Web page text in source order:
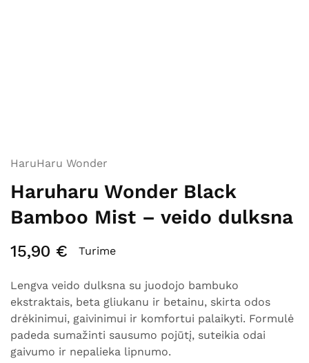
HaruHaru Wonder
Haruharu Wonder Black
Bamboo Mist – veido dulksna
15,90 € Turime
Lengva veido dulksna su juodojo bambuko
ekstraktais, beta gliukanu ir betainu, skirta odos
drėkinimui, gaivinimui ir komfortui palaikyti. Formulė
padeda sumažinti sausumo pojūtį, suteikia odai
gaivumo ir nepalieka lipnumo.